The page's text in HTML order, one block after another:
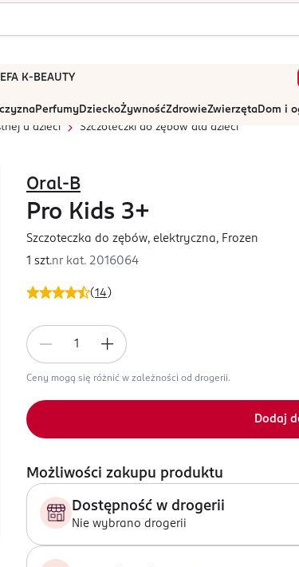
K-BEAUTY
PerfumyDzieckoŻywnośćZdrowieZwierzętaDom i
u dzieci Szczoteczki do zębów dla dzieci
(14 )
Oral-B
Pro Kids 3+
Szczoteczka do zębów, elektryczna, Frozen
1 szt.nr kat. 2016064
Ceny mogą się różnić w zależności od drogerii.
Dodaj
Możliwości zakupu produktu
Dostępność w drogerii
Nie wybrano drogerii